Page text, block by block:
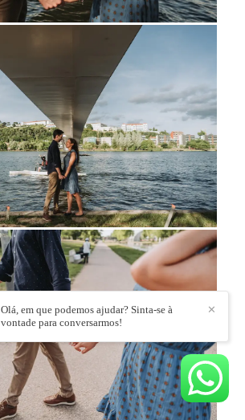
✕
Olá, em que podemos ajudar? Sinta-se à
vontade para conversarmos!